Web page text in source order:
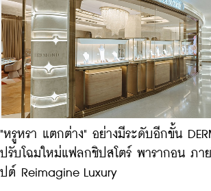
"หรูหรา แตกต่าง" อย่างมีระดับอีกขั้น
ปรับโฉมใหม่แฟลกชิปสโตร์ พารากอน ภา
ปต์ Reimagine Luxury